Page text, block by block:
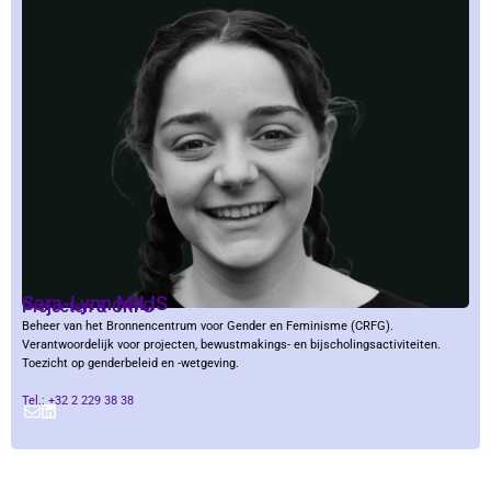
Sara-Lynn MILIS
Projecten & CRFG
Beheer van het Bronnencentrum voor Gender en Feminisme (CRFG).
Verantwoordelijk voor projecten, bewustmakings- en bijscholingsactiviteiten.
Toezicht op genderbeleid en -wetgeving.
Tel.: +32 2 229 38 38